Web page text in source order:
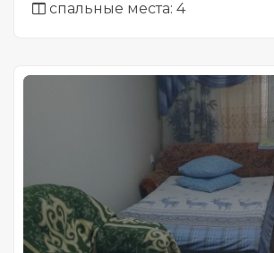
спальные места: 4